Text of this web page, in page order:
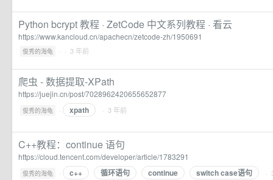
Python bcrypt 教程 · ZetCode 中文系列教程 · 看云
https://www.kancloud.cn/apachecn/zetcode-zh/1950691
俊秀的海龟 · · 3 年前
爬虫 - 数据提取-XPath
https://juejin.cn/post/7028962420655652877
俊秀的海龟 · xpath · 3 年前
C++教程：continue 语句
https://cloud.tencent.com/developer/article/1783291
俊秀的海龟 · c++ 循环语句 continue switch case语句 ·